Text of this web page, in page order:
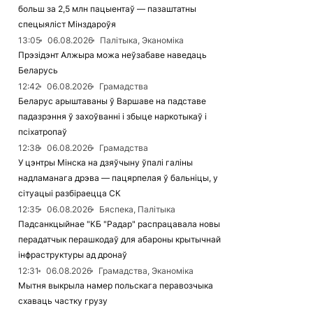
больш за 2,5 млн пацыентаў — пазаштатны
спецыяліст Мінздароўя
13:05
06.08.2026
Палітыка, Эканоміка
Прэзідэнт Алжыра можа неўзабаве наведаць
Беларусь
12:42
06.08.2026
Грамадства
Беларус арыштаваны ў Варшаве на падставе
падазрэння ў захоўванні і збыце наркотыкаў і
псіхатропаў
12:38
06.08.2026
Грамадства
У цэнтры Мінска на дзяўчыну ўпалі галіны
надламанага дрэва — пацярпелая ў бальніцы, у
сітуацыі разбіраецца СК
12:35
06.08.2026
Бяспека, Палітыка
Падсанкцыйнае "КБ "Радар" распрацавала новы
перадатчык перашкодаў для абароны крытычнай
інфраструктуры ад дронаў
12:31
06.08.2026
Грамадства, Эканоміка
Мытня выкрыла намер польскага перавозчыка
схаваць частку грузу